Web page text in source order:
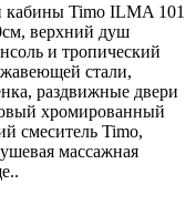
кабины Timo ILMA 101
верхний душ
и тропический
стали,
раздвижные двери
хромированный
смеситель Timo,
массажная